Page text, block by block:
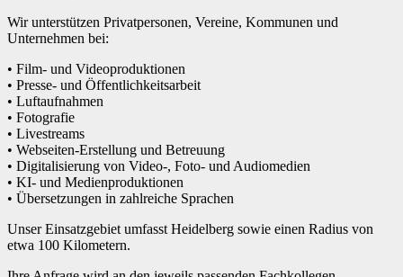
Wir unterstützen Privatpersonen, Vereine, Kommunen und
Unternehmen bei:
• Film- und Videoproduktionen
• Presse- und Öffentlichkeitsarbeit
• Luftaufnahmen
• Fotografie
• Livestreams
• Webseiten-Erstellung und Betreuung
• Digitalisierung von Video-, Foto- und Audiomedien
• KI- und Medienproduktionen
• Übersetzungen in zahlreiche Sprachen
Unser Einsatzgebiet umfasst Heidelberg sowie einen Radius von
etwa 100 Kilometern.